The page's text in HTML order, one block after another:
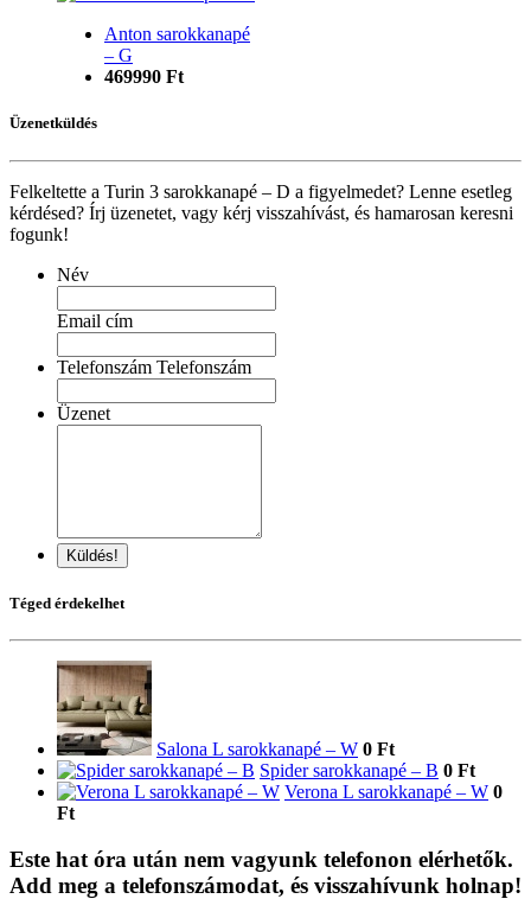
Anton sarokkanapé
– G
469990 Ft
Üzenetküldés
Felkeltette a Turin 3 sarokkanapé – D a figyelmedet? Lenne esetleg
kérdésed? Írj üzenetet, vagy kérj visszahívást, és hamarosan keresni
fogunk!
Név
Email cím
Telefonszám Telefonszám
Üzenet
Küldés!
Téged érdekelhet
Salona L sarokkanapé – W 0 Ft
Spider sarokkanapé – B 0 Ft
Verona L sarokkanapé – W 0
Ft
Este hat óra után nem vagyunk telefonon elérhetők.
Add meg a telefonszámodat, és visszahívunk holnap!